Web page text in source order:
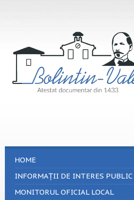
HOME
INFORMAȚII DE INTERES PUBLIC
MONITORUL OFICIAL LOCAL